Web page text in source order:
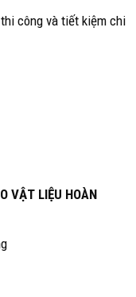
thi công và tiết kiệm chi
VẬT LIỆU HOÀN